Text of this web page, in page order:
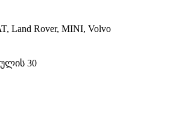
Land Rover, MINI, Volvo
30